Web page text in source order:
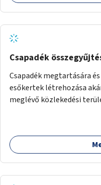
Csapadék
Csapadék megtartására
esőkertek létrehozása
meglévő közlekedési